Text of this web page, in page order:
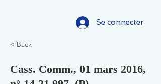
Se connecter
< Back
Cass. Comm., 01 mars 2016,